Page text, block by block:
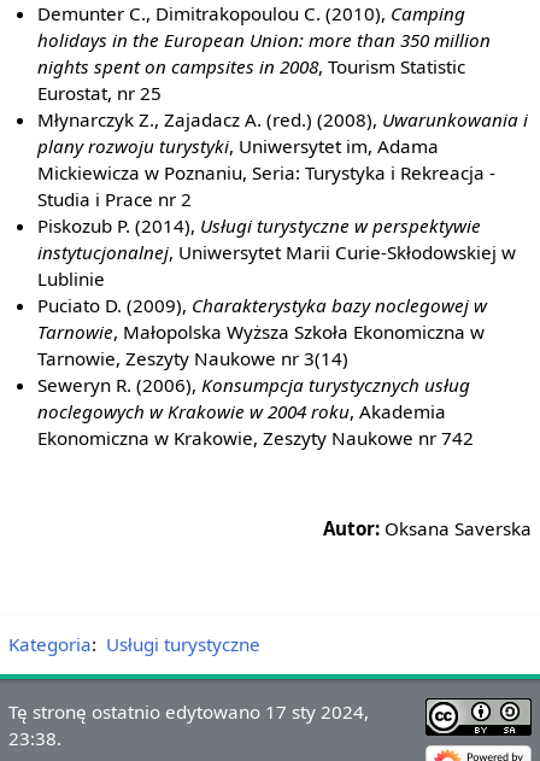
Demunter C., Dimitrakopoulou C. (2010), Camping
holidays in the European Union: more than 350 million
nights spent on campsites in 2008, Tourism Statistic
Eurostat, nr 25
Młynarczyk Z., Zajadacz A. (red.) (2008), Uwarunkowania i
plany rozwoju turystyki, Uniwersytet im, Adama
Mickiewicza w Poznaniu, Seria: Turystyka i Rekreacja -
Studia i Prace nr 2
Piskozub P. (2014), Usługi turystyczne w perspektywie
instytucjonalnej, Uniwersytet Marii Curie-Skłodowskiej w
Lublinie
Puciato D. (2009), Charakterystyka bazy noclegowej w
Tarnowie, Małopolska Wyższa Szkoła Ekonomiczna w
Tarnowie, Zeszyty Naukowe nr 3(14)
Seweryn R. (2006),Konsumpcja turystycznych usług
noclegowych w Krakowie w 2004 roku, Akademia
Ekonomiczna w Krakowie, Zeszyty Naukowe nr 742
Autor: Oksana Saverska
Kategoria: Usługi turystyczne
Tę stronę ostatnio edytowano 17 sty 2024,
23:38.